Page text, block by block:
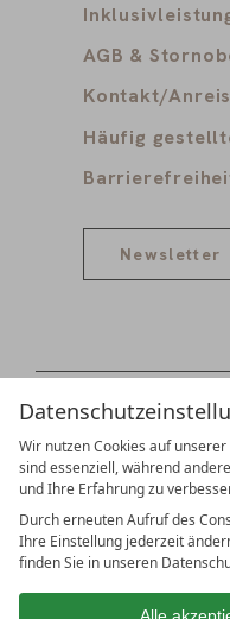
Wir nutzen Cookies auf
sind essenziell, während
und Ihre Erfahrung zu
Durch erneuten Aufruf des
Ihre Einstellung jederzeit
finden Sie in unseren
Alle
AGB &
Kontakt/
Häufig
Newsletter
Digitale
Familien